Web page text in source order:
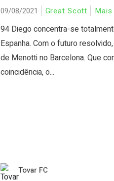
09/08/2021 Great Scott Mais
94 Diego concentra-se
Espanha. Com o futuro
de Menotti no Barcelona. Que
coincidência, o...
Tovar FC